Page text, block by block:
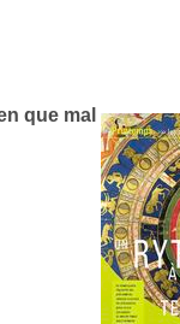
que mal